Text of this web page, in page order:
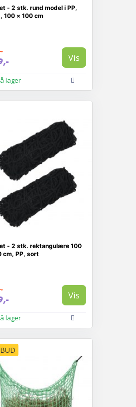
- 2 stk. rund model i PP,
100 × 100 cm
Vis
lager
- 2 stk. rektangulære 100
cm, PP, sort
Vis
lager